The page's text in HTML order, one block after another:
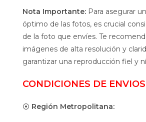
Nota Importante: Para asegurar
óptimo de las fotos, es crucial
de la foto que envíes. Te
imágenes de alta resolución y
garantizar una reproducción fiel y
CONDICIONES DE
⦿ Región Metropolitana: